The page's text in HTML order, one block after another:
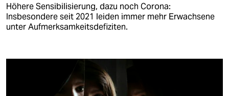
Höhere Sensibilisierung, dazu noch Corona:
Insbesondere seit 2021 leiden immer mehr Erwachsene
unter Aufmerksamkeitsdefiziten.